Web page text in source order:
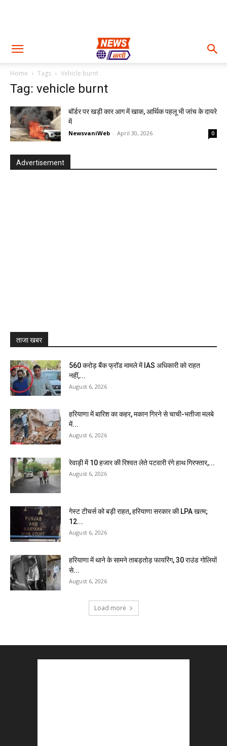
Home Tags Vehicle burnt
Tag: vehicle burnt
बॉर्डर पर खड़ी कार आग में खाक, आर्थिक पहलू भी जांच के दायरे
में
NewsvaniWeb - April 30, 2026 0
Advertisement
ताजा खबर
₹560 करोड़ बैंक फ्रॉड मामले में IAS अधिकारी को राहत
नहीं,...
August 6, 2026
हरियाणा में बारिश का कहर, मकान गिरने से चाची-भतीजा मलबे
में...
August 6, 2026
रेवाड़ी में 10 हजार की रिश्वत लेते पटवारी रंगे हाथ गिरफ्तार,...
August 6, 2026
गेस्ट टीचर्स को बड़ी राहत, हरियाणा सरकार की LPA खत्म;
12...
August 6, 2026
हरियाणा में थाने के सामने ताबड़तोड़ फायरिंग, 30 राउंड गोलियों
से...
August 6, 2026
Load more